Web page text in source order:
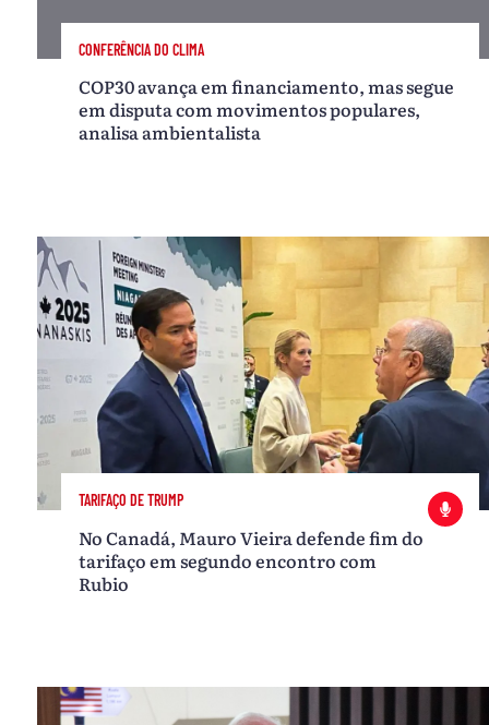
CONFERÊNCIA DO CLIMA
COP30 avança em financiamento, mas segue
em disputa com movimentos populares,
analisa ambientalista
TARIFAÇO DE TRUMP
No Canadá, Mauro Vieira defende fim do
tarifaço em segundo encontro com
Rubio